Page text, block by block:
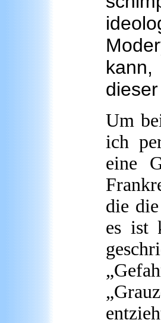
Um
ich
eine
die
es ist